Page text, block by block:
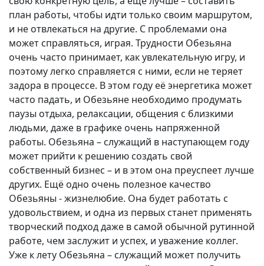
план работы, чтобы идти только своим маршрутом,
и не отвлекаться на другие. С проблемами она
может справляться, играя. Трудности Обезьяна
очень часто принимает, как увлекательную игру, и
поэтому легко справляется с ними, если не теряет
задора в процессе. В этом году её энергетика может
часто падать, и Обезьяне необходимо продумать
паузы отдыха, релаксации, общения с близкими
людьми, даже в графике очень напряженной
работы. Обезьяна – служащий в наступающем году
может прийти к решению создать свой
собственный бизнес – и в этом она преуспеет лучше
других. Ещё одно очень полезное качество
Обезьяны - жизнелюбие. Она будет работать с
удовольствием, и одна из первых станет применять
творческий подход даже в самой обычной рутинной
работе, чем заслужит и успех, и уважение коллег.
Уже к лету Обезьяна – служащий может получить